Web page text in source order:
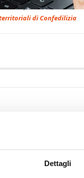
Dettagli
di casa, amministratori di
di Confedilizia